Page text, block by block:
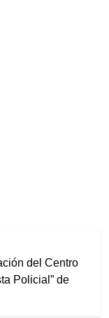
del Centro
Policial” de